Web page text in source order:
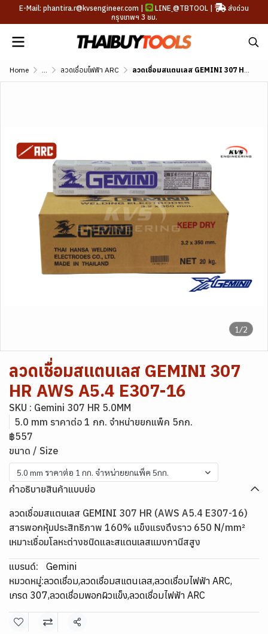
E-Mail: phantira.r@kvsengineer.com | LINE @TBTOOL |
ส่งด่วน
กรุงเทพฯ 3 ชม.
Home ... ลวดเชื่อมไฟฟ้า ARC ลวดเชื่อมสแตนเลส GEMINI 307 HR AWS A5.4 E307-16
1/2
ลวดเชื่อมสแตนเลส GEMINI 307
HR AWS A5.4 E307-16
SKU : Gemini 307 HR 5.0MM
5.0 mm ราคาต่อ 1 กก. จำหน่ายยกแพ็ค 5กก.
฿557
ขนาด / Size
5.0 mm ราคาต่อ 1 กก. จำหน่ายยกแพ็ค 5กก.
คำอธิบายสินค้าแบบย่อ
ลวดเชื่อมสแตนเลส GEMINI 307 HR (AWS A5.4 E307-16)
สารพอกหุ้มประสิทธิภาพ 160% แข็งแรงดึงราว 650 N/mm²
เหมาะเชื่อมโลหะต่างชนิดและสแตนเลสแมงกานีสสูง
แบรนด์:
Gemini
หมวดหมู่:ลวดเชื่อม,ลวดเชื่อมสแตนเลส,ลวดเชื่อมไฟฟ้า ARC,
เกรด 307,ลวดเชื่อมพอกผิวแข็ง,ลวดเชื่อมไฟฟ้า ARC
แชร์